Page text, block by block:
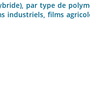
par type de
industriels, films